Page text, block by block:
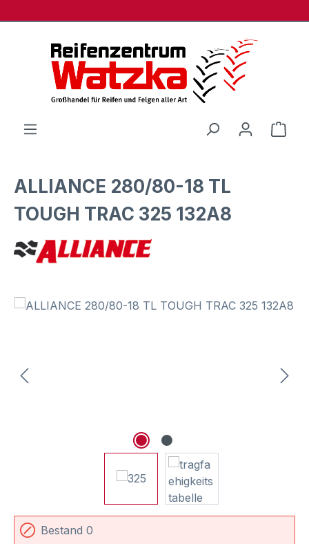
ALLIANCE 280/80-18 TL
TOUGH TRAC 325 132A8
Bildergalerie überspringen
Bestand 0